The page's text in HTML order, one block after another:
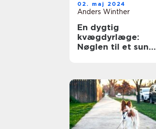
02. maj 2024
Anders Winther
En dygtig
kvægdyrlæge:
Nøglen til et sundt